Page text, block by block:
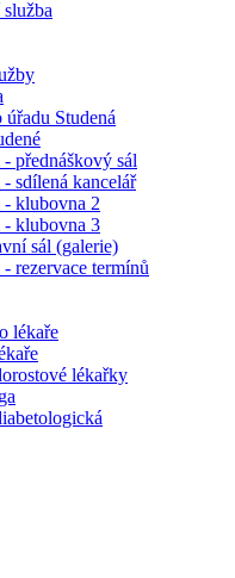
Studená
přednáškový sál
sdílená kancelář
klubovna 2
klubovna 3
sál (galerie)
rezervace termínů
lékaře
lékařky